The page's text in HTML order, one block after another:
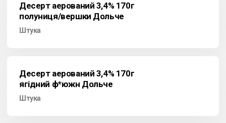
Десерт аерований 3,4% 170г
полуниця/вершки Дольче
Штука
Десерт аерований 3,4% 170г
ягідний ф*южн Дольче
Штука